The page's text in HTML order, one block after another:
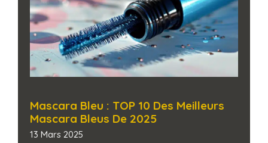
Mascara Bleu : TOP 10 Des Meilleurs
Mascara Bleus De 2025
13 Mars 2025